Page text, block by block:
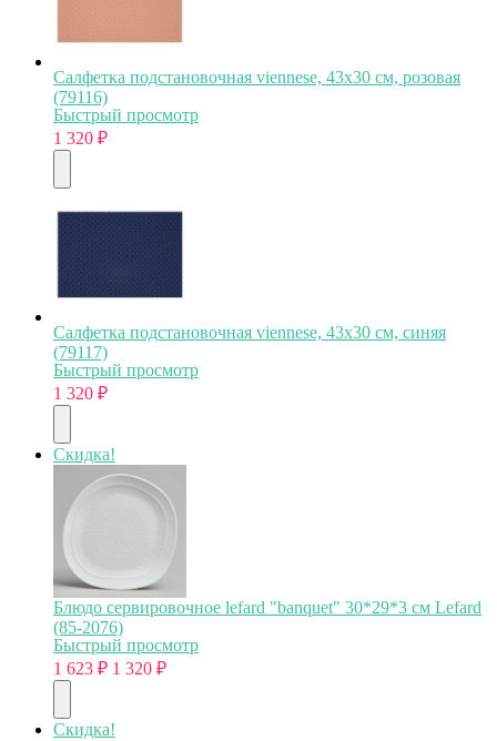
Салфетка подстановочная viennese, 43х30 см, розовая
(79116)
Быстрый просмотр
1 320 ₽
Салфетка подстановочная viennese, 43х30 см, синяя
(79117)
Быстрый просмотр
1 320 ₽
Скидка!
Блюдо сервировочное lefard "banquet" 30*29*3 см Lefard
(85-2076)
Быстрый просмотр
1 623 ₽ 1 320 ₽
Скидка!